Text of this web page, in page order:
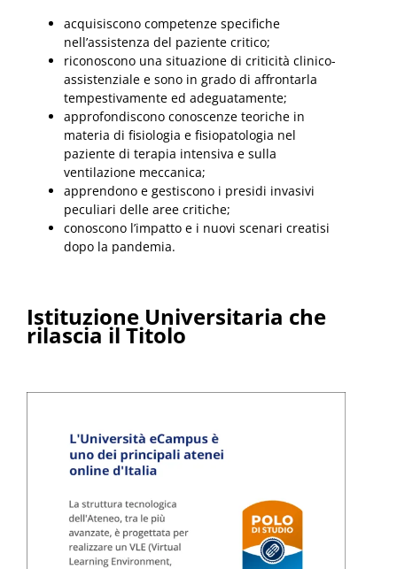
acquisiscono competenze specifiche
nell’assistenza del paziente critico;
riconoscono una situazione di criticità clinico-
assistenziale e sono in grado di affrontarla
tempestivamente ed adeguatamente;
approfondiscono conoscenze teoriche in
materia di fisiologia e fisiopatologia nel
paziente di terapia intensiva e sulla
ventilazione meccanica;
apprendono e gestiscono i presidi invasivi
peculiari delle aree critiche;
conoscono l’impatto e i nuovi scenari creatisi
dopo la pandemia.
Istituzione Universitaria che
rilascia il Titolo